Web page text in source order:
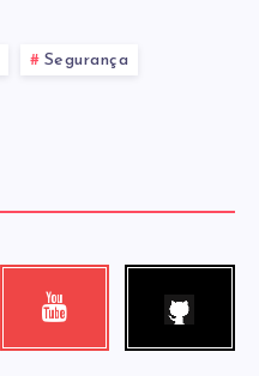
Segurança
Youtube